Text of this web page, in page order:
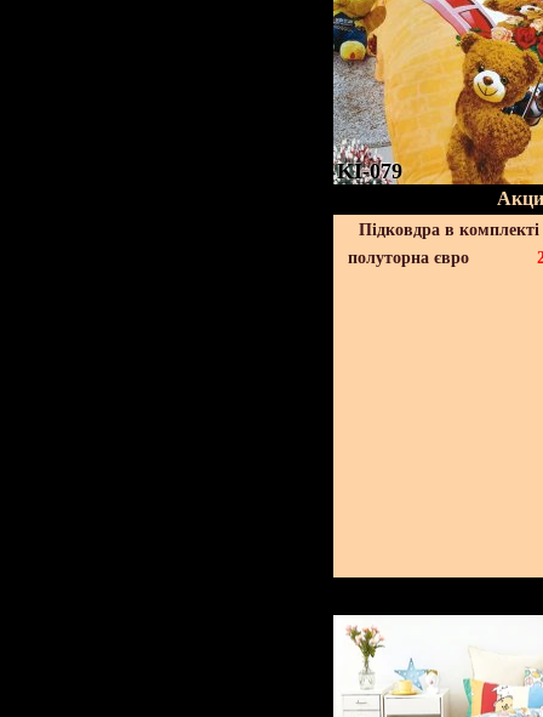
KI-079
Підковдра в
полуторна євро